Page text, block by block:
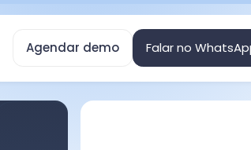
Agendar demo Falar no